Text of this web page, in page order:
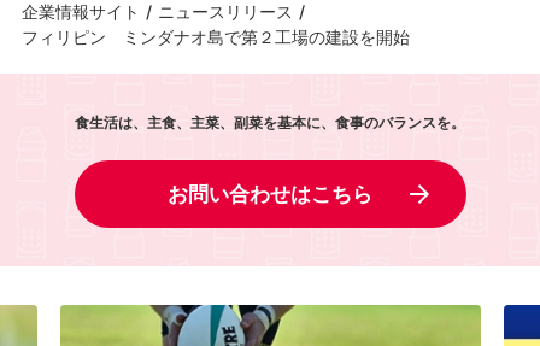
企業情報サイト / ニュースリリース /
フィリピン ミンダナオ島で第２工場の建設を開始
食生活は、主食、主菜、副菜を基本に、食事のバランスを。
お問い合わせはこちら